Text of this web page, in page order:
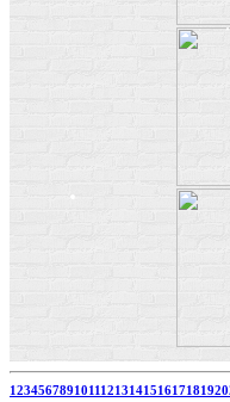
1234567891011121314151617181920